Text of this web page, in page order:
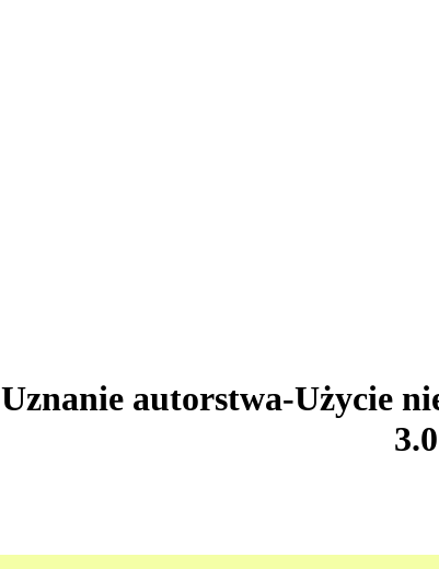
Uznanie autorstwa-Użycie